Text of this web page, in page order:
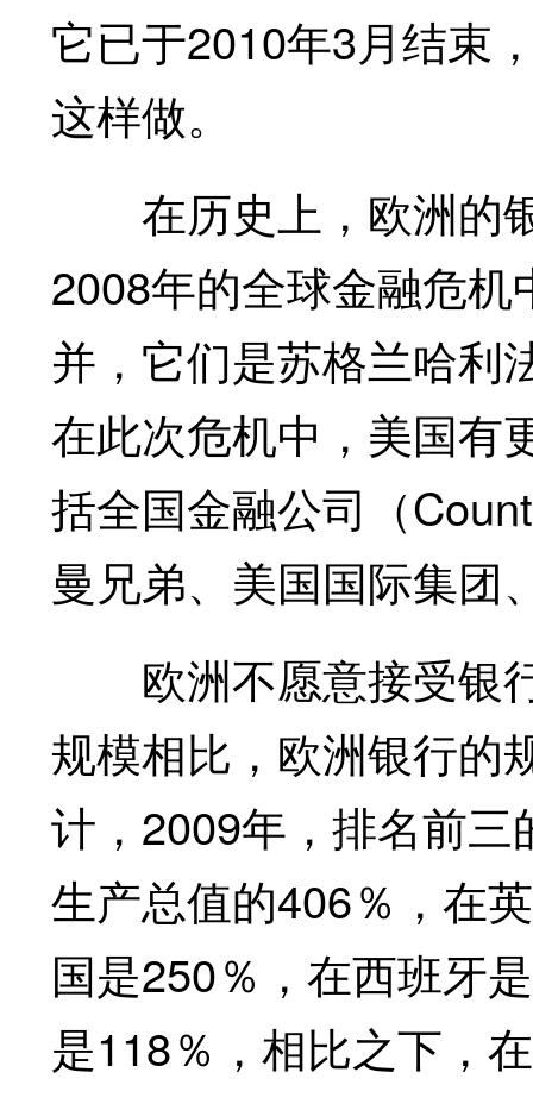
它已于2010年3月结束
这样做。
在历史上，欧洲的
2008年的全球金融危
并，它们是苏格兰哈利
在此次危机中，美国有
括全国金融公司（
曼兄弟、美国国际集团
欧洲不愿意接受银
规模相比，欧洲银行的
计，2009年，排名前
生产总值的406％，在
国是250％，在西班牙
是118％，相比之下，